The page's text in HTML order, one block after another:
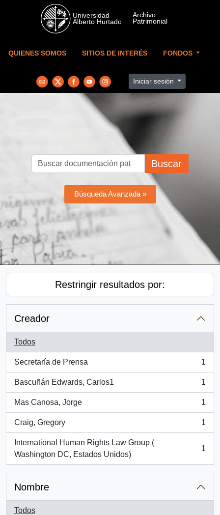
Skip to main content
QUIENES SOMOS SITIOS DE INTERÉS FONDOS
Iniciar sesión
Buscar
Búsqueda Avanzada »
Restringir resultados por:
Creador
Todos
Secretaría de Prensa
, 1 resultados
1
Bascuñán Edwards, Carlos1
, 1 resultados
1
Mas Canosa, Jorge
, 1 resultados
1
Craig, Gregory
, 1 resultados
1
International Human Rights Law Group (
Washington DC, Estados Unidos)
, 1 resultados
1
Nombre
Todos